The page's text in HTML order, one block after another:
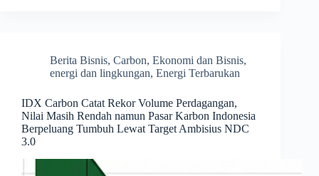
Berita Bisnis, Carbon, Ekonomi dan Bisnis,
energi dan lingkungan, Energi Terbarukan
IDX Carbon Catat Rekor Volume Perdagangan,
Nilai Masih Rendah namun Pasar Karbon Indonesia
Berpeluang Tumbuh Lewat Target Ambisius NDC
3.0